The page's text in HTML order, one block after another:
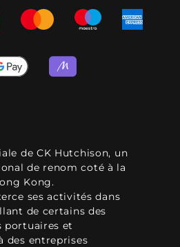
de CK Hutchison, un
de renom coté à la
Kong.
ses activités dans
de certains des
portuaires et
des entreprises